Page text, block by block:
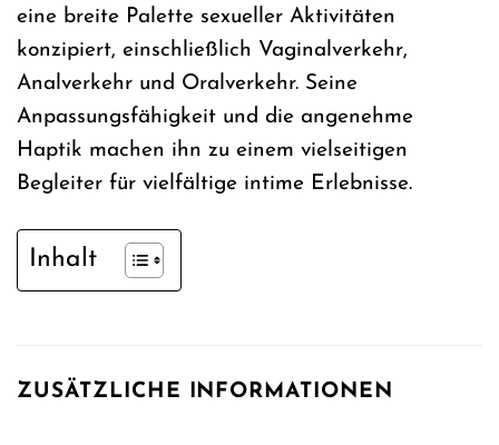
eine breite Palette sexueller Aktivitäten
konzipiert, einschließlich Vaginalverkehr,
Analverkehr und Oralverkehr. Seine
Anpassungsfähigkeit und die angenehme
Haptik machen ihn zu einem vielseitigen
Begleiter für vielfältige intime Erlebnisse.
Inhalt
ZUSÄTZLICHE INFORMATIONEN